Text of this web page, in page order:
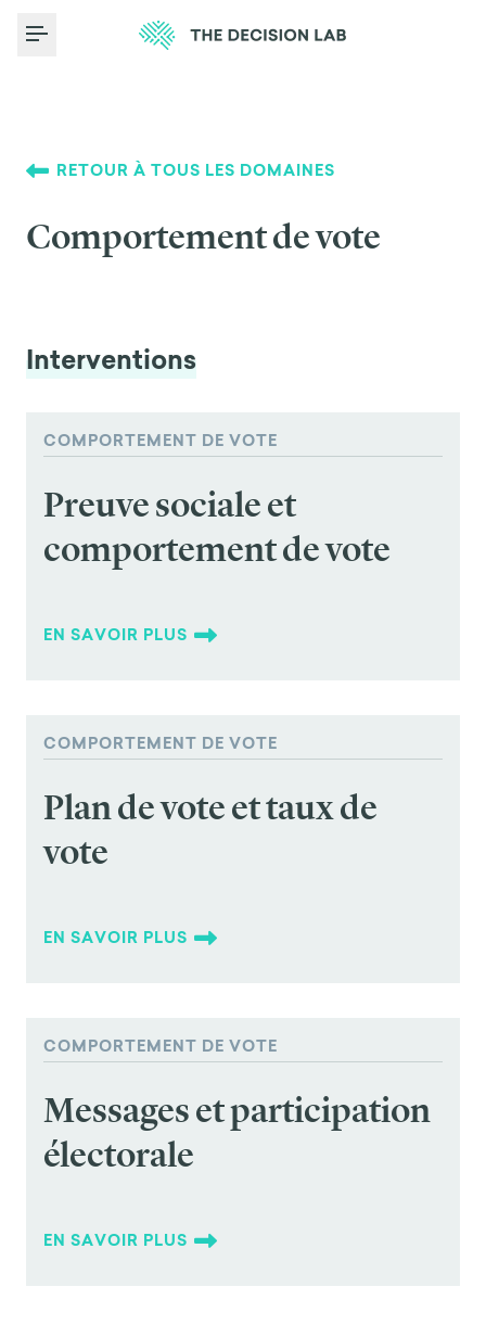
Toggle Menu
RETOUR À TOUS LES DOMAINES
Comportement de vote
Interventions
COMPORTEMENT DE VOTE
Preuve sociale et
comportement de vote
EN SAVOIR PLUS
COMPORTEMENT DE VOTE
Plan de vote et taux de
vote
EN SAVOIR PLUS
COMPORTEMENT DE VOTE
Messages et participation
électorale
EN SAVOIR PLUS